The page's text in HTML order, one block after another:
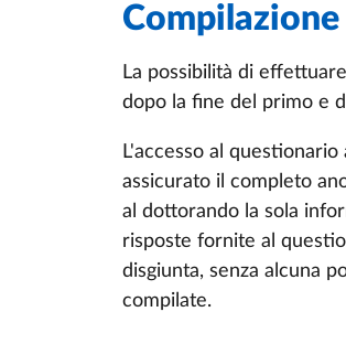
La possibilità di
dopo la fine del primo e
L'accesso al
assicurato il completo
al dottorando la sola
risposte fornite al
disgiunta, senza alcuna
compilate.